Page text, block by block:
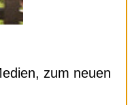
zum neuen